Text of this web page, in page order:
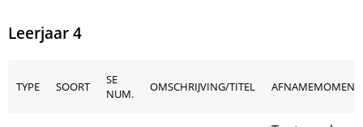
Leerjaar 4
TYPE SOORT
SE
NUM.
OMSCHRIJVING/TITEL AFNAMEMOMENT